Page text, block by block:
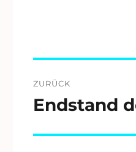
ZURÜCK
Vorheriger
Endstand